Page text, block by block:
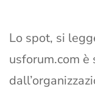
Lo spot, si
usforum.com è